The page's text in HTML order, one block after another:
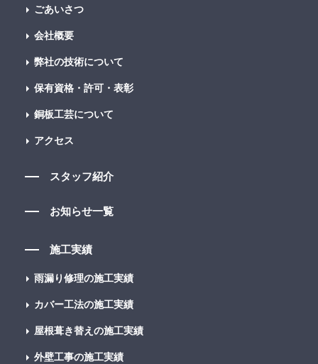
ごあいさつ
会社概要
弊社の技術について
保有資格・許可・表彰
銅板工芸について
アクセス
スタッフ紹介
お知らせ一覧
施工実績
雨漏り修理の施工実績
カバー工法の施工実績
屋根葺き替えの施工実績
外壁工事の施工実績